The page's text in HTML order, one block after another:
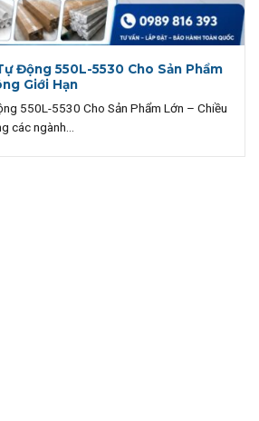
Động 550L-5530 Cho Sản Phẩm
Giới Hạn
550L-5530 Cho Sản Phẩm Lớn – Chiều
các ngành...